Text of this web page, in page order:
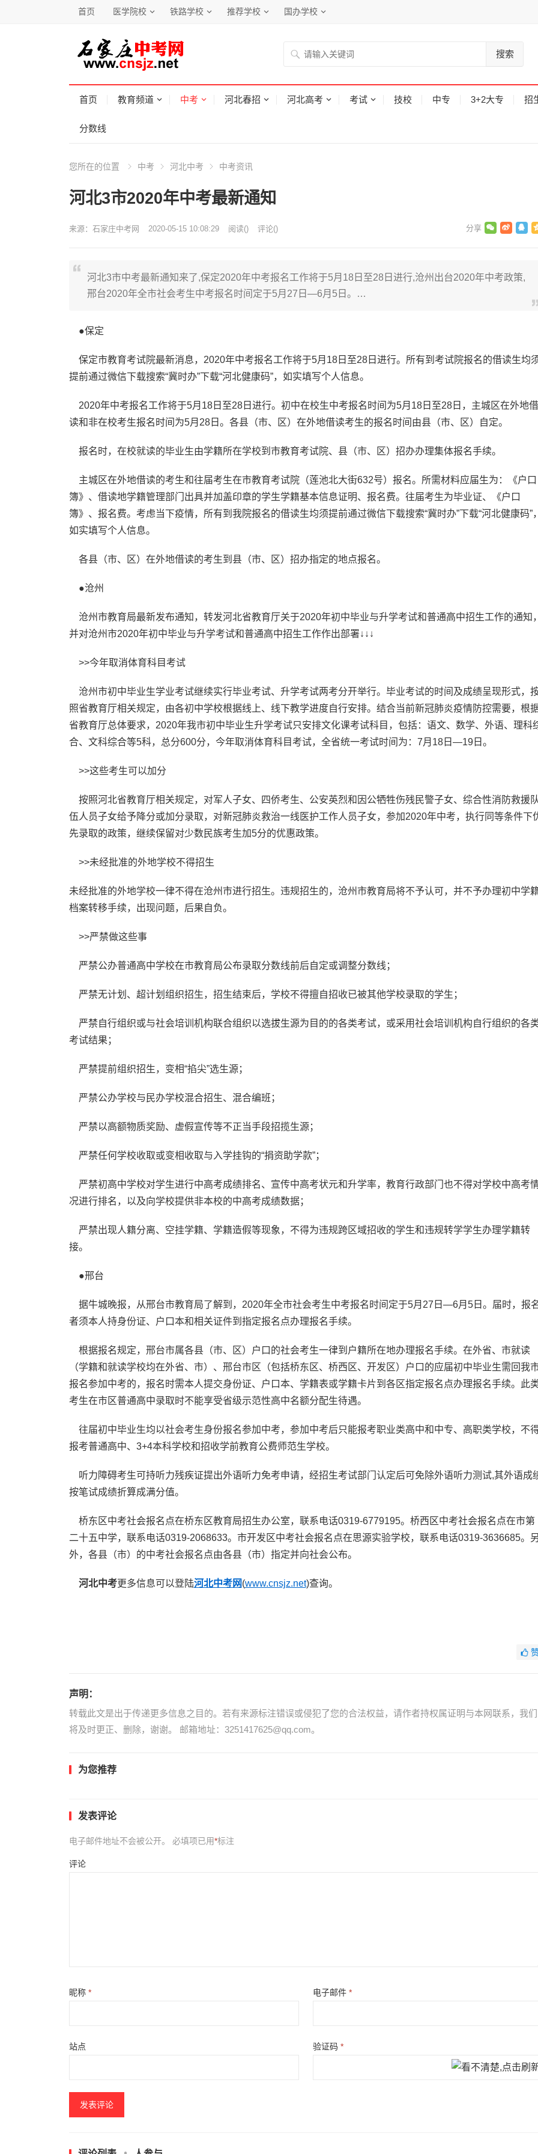
首页 医学院校 铁路学校 推荐学校 国办学校
搜索
首页 教育频道 中考 河北春招 河北高考 考试 技校 中专 3+2大专 招
分数线
您所在的位置 中考 河北中考 中考资讯
河北3市2020年中考最新通知
来源： 石家庄中考网 2020-05-15 10:08:29 阅读() 评论()
河北3市中考最新通知来了,保定2020年中考报名工作将于5月18日至28日进行,沧州出台2020年中考政策,
邢台2020年全市社会考生中考报名时间定于5月27日—6月5日。…
●保定
保定市教育考试院最新消息，2020年中考报名工作将于5月18日至28日进行。所有到考试院报名的借读生均
提前通过微信下载搜索“冀时办”下载“河北健康码”，如实填写个人信息。
2020年中考报名工作将于5月18日至28日进行。初中在校生中考报名时间为5月18日至28日，主城区在外地借
读和非在校考生报名时间为5月28日。各县（市、区）在外地借读考生的报名时间由县（市、区）自定。
报名时，在校就读的毕业生由学籍所在学校到市教育考试院、县（市、区）招办办理集体报名手续。
主城区在外地借读的考生和往届考生在市教育考试院（莲池北大街632号）报名。所需材料应届生为：《户口
簿》、借读地学籍管理部门出具并加盖印章的学生学籍基本信息证明、报名费。往届考生为毕业证、《户口
簿》、报名费。考虑当下疫情，所有到我院报名的借读生均须提前通过微信下载搜索“冀时办”下载“河北健康码”，
如实填写个人信息。
各县（市、区）在外地借读的考生到县（市、区）招办指定的地点报名。
●沧州
沧州市教育局最新发布通知，转发河北省教育厅关于2020年初中毕业与升学考试和普通高中招生工作的通知，
并对沧州市2020年初中毕业与升学考试和普通高中招生工作作出部署↓↓↓
>>今年取消体育科目考试
沧州市初中毕业生学业考试继续实行毕业考试、升学考试两考分开举行。毕业考试的时间及成绩呈现形式，
照省教育厅相关规定，由各初中学校根据线上、线下教学进度自行安排。结合当前新冠肺炎疫情防控需要，根
省教育厅总体要求，2020年我市初中毕业生升学考试只安排文化课考试科目，包括：语文、数学、外语、理科
合、文科综合等5科，总分600分，今年取消体育科目考试，全省统一考试时间为：7月18日—19日。
>>这些考生可以加分
按照河北省教育厅相关规定，对军人子女、四侨考生、公安英烈和因公牺牲伤残民警子女、综合性消防救援队
伍人员子女给予降分或加分录取，对新冠肺炎救治一线医护工作人员子女，参加2020年中考，执行同等条件下
先录取的政策，继续保留对少数民族考生加5分的优惠政策。
>>未经批准的外地学校不得招生
未经批准的外地学校一律不得在沧州市进行招生。违规招生的，沧州市教育局将不予认可，并不予办理初中学
档案转移手续，出现问题，后果自负。
>>严禁做这些事
严禁公办普通高中学校在市教育局公布录取分数线前后自定或调整分数线；
严禁无计划、超计划组织招生，招生结束后，学校不得擅自招收已被其他学校录取的学生；
严禁自行组织或与社会培训机构联合组织以选拔生源为目的的各类考试，或采用社会培训机构自行组织的各
考试结果；
严禁提前组织招生，变相“掐尖”选生源；
严禁公办学校与民办学校混合招生、混合编班；
严禁以高额物质奖励、虚假宣传等不正当手段招揽生源；
严禁任何学校收取或变相收取与入学挂钩的“捐资助学款”；
严禁初高中学校对学生进行中高考成绩排名、宣传中高考状元和升学率，教育行政部门也不得对学校中高考
况进行排名，以及向学校提供非本校的中高考成绩数据；
严禁出现人籍分离、空挂学籍、学籍造假等现象，不得为违规跨区域招收的学生和违规转学学生办理学籍转
接。
●邢台
据牛城晚报，从邢台市教育局了解到，2020年全市社会考生中考报名时间定于5月27日—6月5日。届时，报
者须本人持身份证、户口本和相关证件到指定报名点办理报名手续。
根据报名规定，邢台市属各县（市、区）户口的社会考生一律到户籍所在地办理报名手续。在外省、市就读
（学籍和就读学校均在外省、市）、邢台市区（包括桥东区、桥西区、开发区）户口的应届初中毕业生需回我
报名参加中考的，报名时需本人提交身份证、户口本、学籍表或学籍卡片到各区指定报名点办理报名手续。此
考生在市区普通高中录取时不能享受省级示范性高中名额分配生待遇。
往届初中毕业生均以社会考生身份报名参加中考，参加中考后只能报考职业类高中和中专、高职类学校，不
报考普通高中、3+4本科学校和招收学前教育公费师范生学校。
听力障碍考生可持听力残疾证提出外语听力免考申请，经招生考试部门认定后可免除外语听力测试,其外语成
按笔试成绩折算成满分值。
桥东区中考社会报名点在桥东区教育局招生办公室，联系电话0319-6779195。桥西区中考社会报名点在市第
二十五中学，联系电话0319-2068633。市开发区中考社会报名点在思源实验学校，联系电话0319-3636685。另
外，各县（市）的中考社会报名点由各县（市）指定并向社会公布。
河北中考更多信息可以登陆河北中考网(www.cnsjz.net)查询。
声明：
转载此文是出于传递更多信息之目的。若有来源标注错误或侵犯了您的合法权益，请作者持权属证明与本网联系，我们
将及时更正、删除，谢谢。 邮箱地址：3251417625@qq.com。
为您推荐
发表评论
电子邮件地址不会被公开。 必填项已用*标注
评论
昵称 * 电子邮件*
站点 验证码*